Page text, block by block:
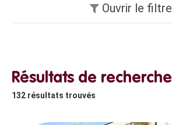
Ouvrir le filtre
Résultats de recherche
132 résultats trouvés